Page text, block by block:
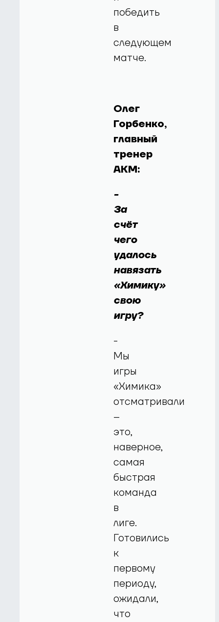
победить
в
следующем
матче.
Олег
Горбенко,
главный
тренер
АКМ:
-
За
счёт
чего
удалось
навязать
«Химику»
свою
игру?
-
Мы
игры
«Химика»
отсматривали
–
это,
наверное,
самая
быстрая
команда
в
лиге.
Готовились
к
первому
периоду,
ожидали,
что